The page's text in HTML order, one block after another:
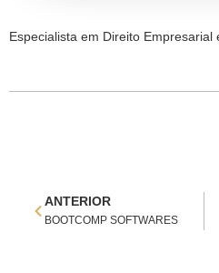
Especialista em Direito Empresarial
ANTERIOR
BOOTCOMP SOFTWARES